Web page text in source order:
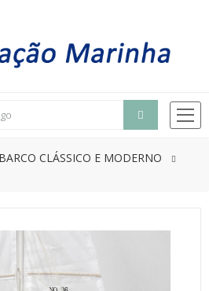
CLÁSSICO E MODERNO